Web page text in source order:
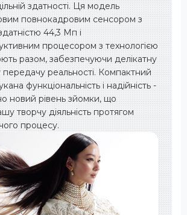
здатності. Ця модель
повнокадровим сенсором з
44,3 Мп і
процесором з технологією
разом, забезпечуючи делікатну
реальності. Компактний
функціональність і надійність -
новий рівень зйомки, що
творчу діяльність протягом
процесу.